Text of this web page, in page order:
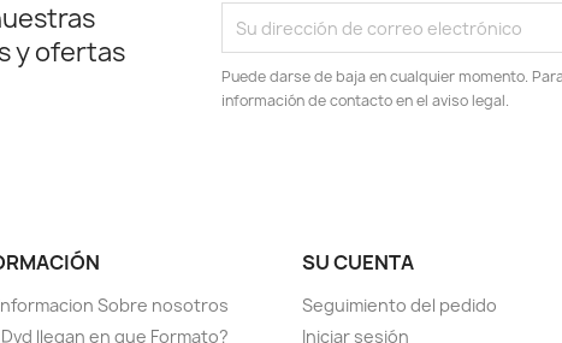
y ofertas
Puede darse de baja en cualquier momento.
información de contacto en el aviso legal.
Sobre nosotros
llegan en que Formato?
SU CUENTA
Seguimiento del pedido
Iniciar sesión